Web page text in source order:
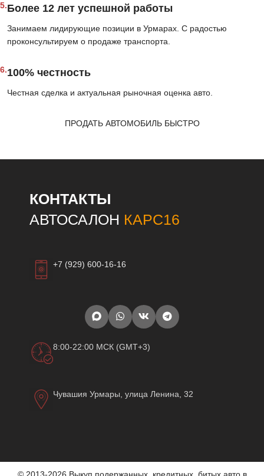
5.Более 12 лет успешной работы
Занимаем лидирующие позиции в Урмарах. С радостью
проконсультируем о продаже транспорта.
6.100% честность
Честная сделка и актуальная рыночная оценка авто.
ПРОДАТЬ АВТОМОБИЛЬ БЫСТРО
КОНТАКТЫ
АВТОСАЛОН КАРС16
+7 (929) 600-16-16
8:00-22:00 МСК (GMT+3)
Чувашия Урмары, улица Ленина, 32